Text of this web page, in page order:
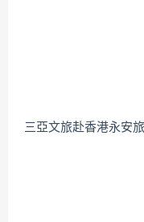
三亞文旅赴香港永安